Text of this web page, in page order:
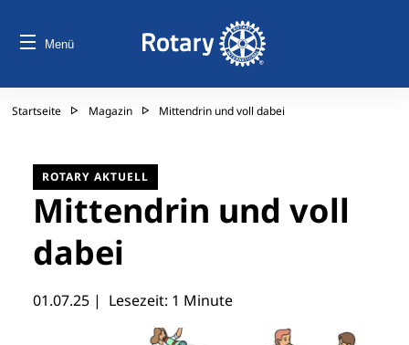
Menü
Startseite Magazin Mittendrin und voll dabei
ROTARY AKTUELL
Mittendrin und voll
dabei
01.07.25 | Lesezeit: 1 Minute